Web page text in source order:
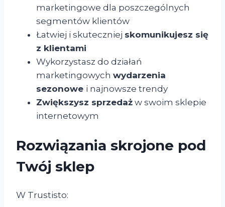
marketingowe dla poszczególnych
segmentów klientów
Łatwiej i skuteczniej skomunikujesz się
z klientami
Wykorzystasz do działań
marketingowych wydarzenia
sezonowe i najnowsze trendy
Zwiększysz sprzedaż w swoim sklepie
internetowym
Rozwiązania skrojone pod
Twój sklep
W Trustisto: